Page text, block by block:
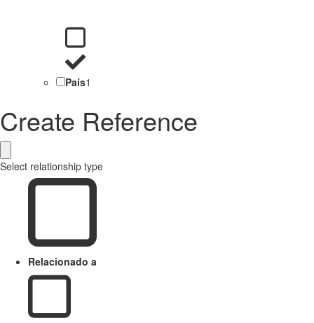
País1
Create Reference
Select relationship type
Relacionado a